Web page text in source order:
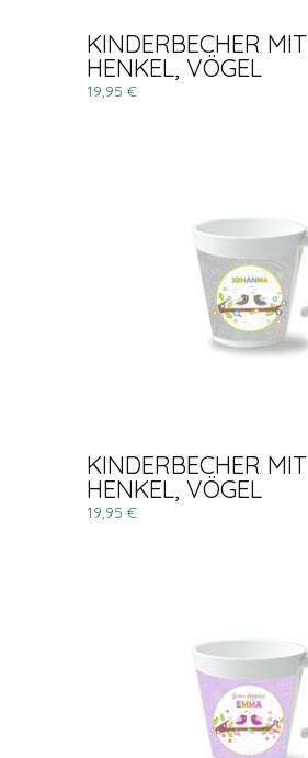
KINDERBECHER MIT
HENKEL, VÖGEL
19,95 €
KINDERBECHER MIT
HENKEL, VÖGEL
19,95 €